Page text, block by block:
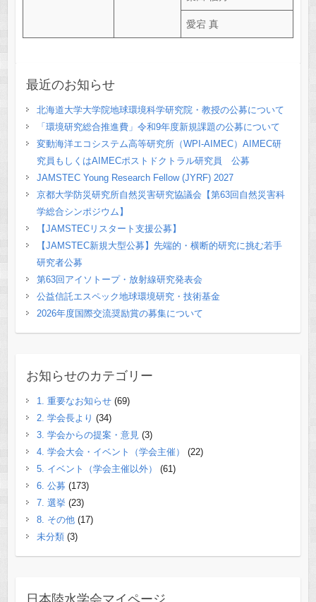
愛宕 真
最近のお知らせ
北海道大学大学院地球環境科学研究院・教授の公募について
「環境研究総合推進費」令和9年度新規課題の公募について
変動海洋エコシステム高等研究所（WPI-AIMEC）AIMEC研
究員もしくはAIMECポストドクトラル研究員 公募
JAMSTEC Young Research Fellow (JYRF) 2027
京都大学防災研究所自然災害研究協議会【第63回自然災害科
学総合シンポジウム】
【JAMSTECリスタート支援公募】
【JAMSTEC新規大型公募】先端的・横断的研究に挑む若手
研究者公募
第63回アイソトープ・放射線研究発表会
公益信託エスペック地球環境研究・技術基金
2026年度国際交流奨励賞の募集について
お知らせのカテゴリー
1. 重要なお知らせ(69)
2. 学会長より (34)
3. 学会からの提案・意見 (3)
4. 学会大会・イベント（学会主催）
(22)
5. イベント（学会主催以外）
(61)
6. 公募 (173)
7. 選挙 (23)
8. その他(17)
未分類(3)
日本陸水学会マイページ